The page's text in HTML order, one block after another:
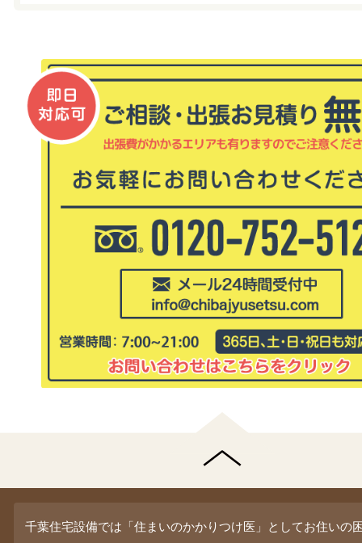
千葉住宅設備では「住まいのかかりつけ医」としてお住いの